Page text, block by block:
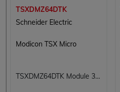
TSXDMZ64DTK
Schneider Electric
Modicon TSX Micro
TSXDMZ64DTK Module 32 entrées/sorties numériques TOR Carte 32E/S TOR Modicon TSX Micro Schneider Electric